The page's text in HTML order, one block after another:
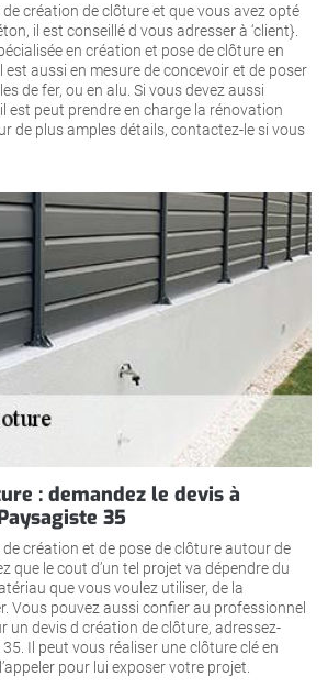
création de clôture et que vous avez opté
il est conseillé d vous adresser à ‘client}.
en création et pose de clôture en
est aussi en mesure de concevoir et de poser
de fer, ou en alu. Si vous devez aussi
est peut prendre en charge la rénovation
de plus amples détails, contactez-le si vous
: demandez le devis à
35
création et de pose de clôture autour de
que le cout d’un tel projet va dépendre du
que vous voulez utiliser, de la
Vous pouvez aussi confier au professionnel
un devis d création de clôture, adressez-
Il peut vous réaliser une clôture clé en
pour lui exposer votre projet.